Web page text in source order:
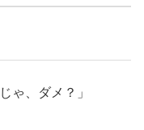
ゃ、ダメ？」